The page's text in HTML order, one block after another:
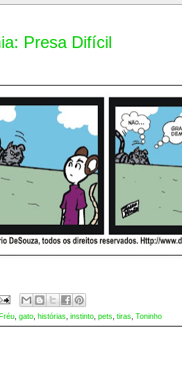
Presa Difícil
gato histórias instinto pets tiras Toninho